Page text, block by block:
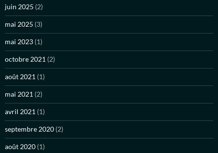
juin 2025 (2)
mai 2025 (3)
mai 2023 (1)
octobre 2021 (2)
août 2021 (1)
mai 2021 (2)
avril 2021 (1)
septembre 2020 (2)
août 2020 (1)